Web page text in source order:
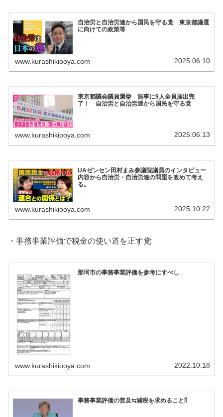
自治労と自治労連から国民を守る党 東京都議選
に向けての政策等
www.kurashikiooya.com 2025.06.10
東京都議会議員選挙 無事に9人全員届出完
了！ 自治労と自治労連から国民を守る党
www.kurashikiooya.com 2025.06.13
UAゼンセン田村まみ参議院議員のインタビュー
内容から自治労・自治労連の問題を改めて考え
る。
www.kurashikiooya.com 2025.10.22
・事務事業評価で税金の使い道を正す党
那珂市の事務事業評価を参考にすべし
www.kurashikiooya.com 2022.10.18
事務事業評価の普及⇆減税を求めること⁉